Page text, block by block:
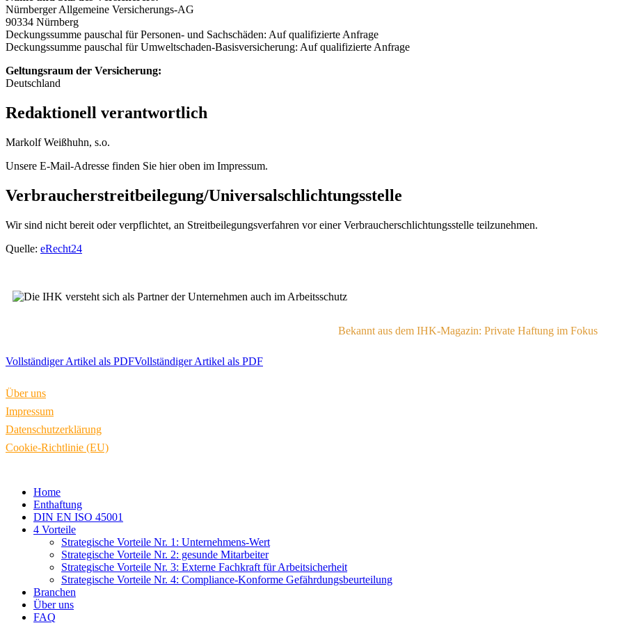
Nürnberger Allgemeine Versicherungs-AG
90334 Nürnberg
Deckungssumme pauschal für Personen- und Sachschäden: Auf qualifizierte Anfrage
Deckungssumme pauschal für Umweltschaden-Basisversicherung: Auf qualifizierte Anfrage
Geltungsraum der Versicherung:
Deutschland
Redaktionell verantwortlich
Markolf Weißhuhn, s.o.
Unsere E-Mail-Adresse finden Sie hier oben im Impressum.
Verbraucher­streit­beilegung/Universal­schlichtungs­stelle
Wir sind nicht bereit oder verpflichtet, an Streitbeilegungsverfahren vor einer Verbraucherschlichtungsstelle teilzunehmen.
Quelle: eRecht24
Bekannt aus dem IHK-Magazin: Private Haftung im Fokus
Vollständiger Artikel als PDFVollständiger Artikel als PDF
Über uns
Impressum
Datenschutzerklärung
Cookie-Richtlinie (EU)
Close
Menu
Home
Enthaftung
DIN EN ISO 45001
4 Vorteile
Strategische Vorteile Nr. 1: Unternehmens-Wert
Strategische Vorteile Nr. 2: gesunde Mitarbeiter
Strategische Vorteile Nr. 3: Externe Fachkraft für Arbeitsicherheit
Strategische Vorteile Nr. 4: Compliance-Konforme Gefährdungsbeurteilung
Branchen
Über uns
FAQ